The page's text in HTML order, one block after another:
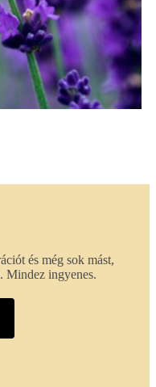
és még sok mást,
Mindez ingyenes.